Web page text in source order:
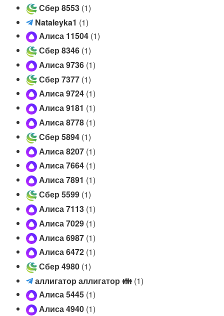
Сбер 8553 (1)
N
a
t
a
l
e
y
k
a
1
(
T
e
l
e
g
r
a
m
)
Nataleyka1 (1)
Алиса 11504 (1)
Сбер 8346 (1)
Алиса 9736 (1)
Сбер 7377 (1)
Алиса 9724 (1)
Алиса 9181 (1)
Алиса 8778 (1)
Сбер 5894 (1)
Алиса 8207 (1)
Алиса 7664 (1)
Алиса 7891 (1)
Сбер 5599 (1)
Алиса 7113 (1)
Алиса 7029 (1)
Алиса 6987 (1)
Алиса 6472 (1)
Сбер 4980 (1)
а
л
л
и
аллигатор аллигатор 👪 (1)
Алиса 5445 (1)
Алиса 4940 (1)